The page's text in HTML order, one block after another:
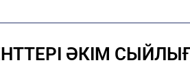
ӘКІМ